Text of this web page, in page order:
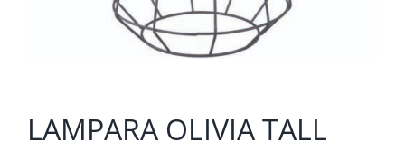
LAMPARA OLIVIA TALL